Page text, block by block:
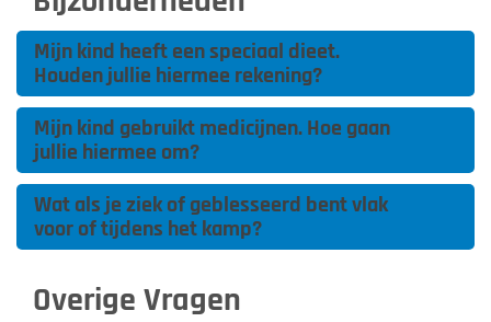
Mijn kind heeft een speciaal dieet.
Houden jullie hiermee rekening?
Mijn kind gebruikt medicijnen. Hoe gaan
jullie hiermee om?
Wat als je ziek of geblesseerd bent vlak
voor of tijdens het kamp?
Overige Vragen